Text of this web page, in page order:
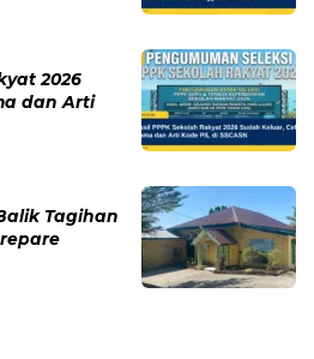
2026
dan Arti
Tagihan